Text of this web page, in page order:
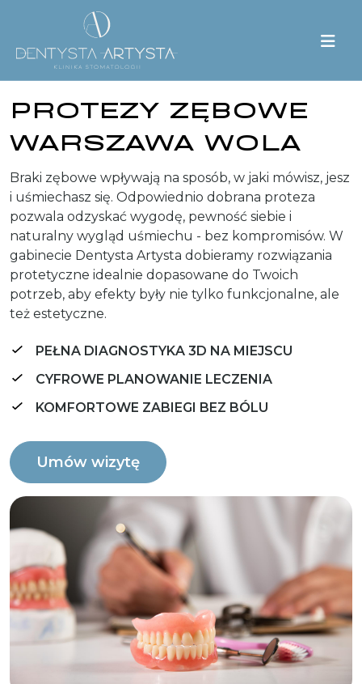
PROTEZY ZĘBOWE
WARSZAWA WOLA
Braki zębowe wpływają na sposób, w jaki mówisz, jesz
i uśmiechasz się. Odpowiednio dobrana proteza
pozwala odzyskać wygodę, pewność siebie i
naturalny wygląd uśmiechu - bez kompromisów. W
gabinecie Dentysta Artysta dobieramy rozwiązania
protetyczne idealnie dopasowane do Twoich
potrzeb, aby efekty były nie tylko funkcjonalne, ale
też estetyczne.
PEŁNA DIAGNOSTYKA 3D NA MIEJSCU
CYFROWE PLANOWANIE LECZENIA
KOMFORTOWE ZABIEGI BEZ BÓLU
Umów wizytę